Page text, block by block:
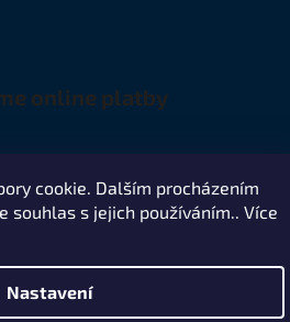
cookie. Dalším procházením
souhlas s jejich používáním.. Více
Nastavení
online platby
Digital| Vytvořil Shoptet
práva vyhrazena.